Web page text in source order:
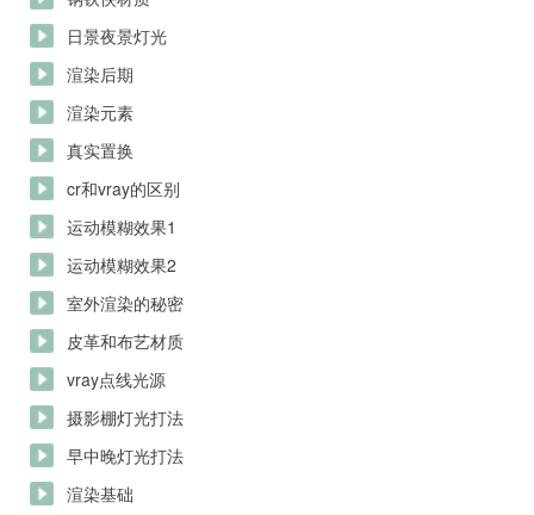
日景夜景灯光
渲染后期
渲染元素
真实置换
cr和vray的区别
运动模糊效果1
运动模糊效果2
室外渲染的秘密
皮革和布艺材质
vray点线光源
摄影棚灯光打法
早中晚灯光打法
渲染基础